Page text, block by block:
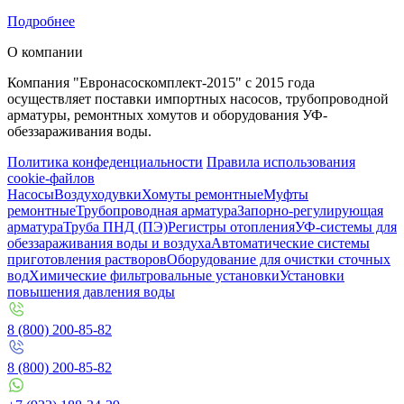
Подробнее
О компании
Компания "Евронасоскомплект-2015" с 2015 года
осуществляет поставки импортных насосов, трубопроводной
арматуры, ремонтных хомутов и оборудования УФ-
обеззараживания воды.
Политика конфеденциальности Правила использования
cookie-файлов
НасосыВоздуходувкиХомуты ремонтныеМуфты
ремонтныеТрубопроводная арматураЗапорно-регулирующая
арматураТруба ПНД (ПЭ)Регистры отопленияУФ-системы для
обеззараживания воды и воздухаАвтоматические системы
приготовления растворовОборудование для очистки сточных
водХимические фильтровальные установкиУстановки
повышения давления воды
8 (800) 200-85-82
8 (800) 200-85-82